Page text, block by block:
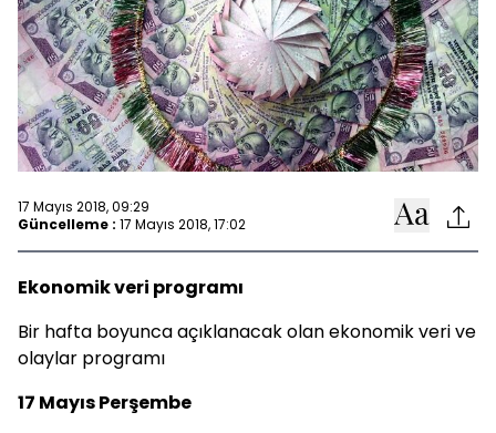
17 Mayıs 2018, 09:29
Güncelleme : 17 Mayıs 2018, 17:02
Ekonomik veri programı
Bir hafta boyunca açıklanacak olan ekonomik veri ve
olaylar programı
17 Mayıs Perşembe